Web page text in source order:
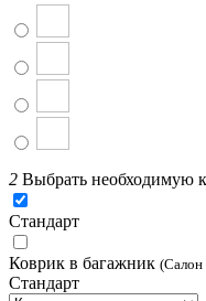
2 Выбрать необходимую
Стандарт
Коврик в багажник (Салон
Стандарт